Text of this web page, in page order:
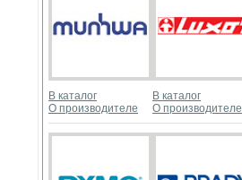
В каталог
О производителе
В каталог
О производителе